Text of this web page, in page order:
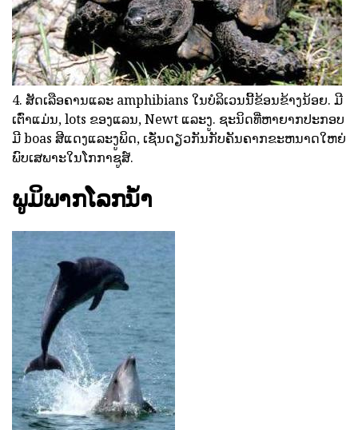
4. ສັດເລືອຄານແລະ amphibians ໃນບໍລິເວນນີ້ຂ້ອນຂ້າງນ້ອຍ. ມີ
ເຕົ່າແມ່ນ, lots ຂອງແລນ, Newt ແລະງູ. ຊະນິດທີ່ຫາຍາກປະກອບ
ມີ boas ສີແດງແລະງູພິດ, ເຊັ່ນດຽວກັນກັບຄັນຄາກຂະຫນາດໃຫຍ່
ພົບເສພາະໃນໂກກາຊູສ໌.
ພູມິພາກໂລກນ້ໍາ